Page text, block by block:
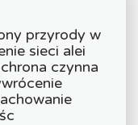
przyrody w
sieci alei
czynna